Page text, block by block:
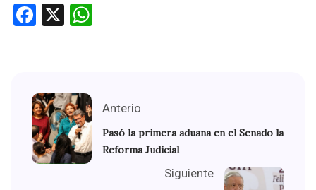
Facebook
X
Anterio
Pasó la primera aduana en el Senado la
Reforma Judicial
Siguiente